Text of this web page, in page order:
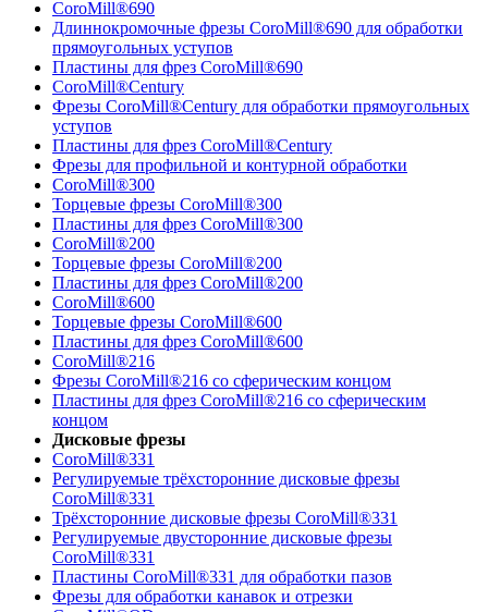
CoroMill®690
Длиннокромочные фрезы CoroMill®690 для обработки
прямоугольных уступов
Пластины для фрез CoroMill®690
CoroMill®Century
Фрезы CoroMill®Century для обработки прямоугольных
уступов
Пластины для фрез CoroMill®Century
Фрезы для профильной и контурной обработки
CoroMill®300
Торцевые фрезы CoroMill®300
Пластины для фрез CoroMill®300
CoroMill®200
Торцевые фрезы CoroMill®200
Пластины для фрез CoroMill®200
CoroMill®600
Торцевые фрезы CoroMill®600
Пластины для фрез CoroMill®600
CoroMill®216
Фрезы CoroMill®216 со сферическим концом
Пластины для фрез CoroMill®216 со сферическим
концом
Дисковые фрезы
CoroMill®331
Регулируемые трёхсторонние дисковые фрезы
CoroMill®331
Трёхсторонние дисковые фрезы CoroMill®331
Регулируемые двусторонние дисковые фрезы
CoroMill®331
Пластины CoroMill®331 для обработки пазов
Фрезы для обработки канавок и отрезки